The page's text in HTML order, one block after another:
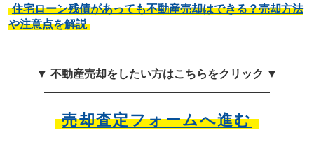
住宅ローン残債があっても不動産売却はできる？売却方法
や注意点を解説
▼ 不動産売却をしたい方はこちらをクリック ▼
売却査定フォームへ進む